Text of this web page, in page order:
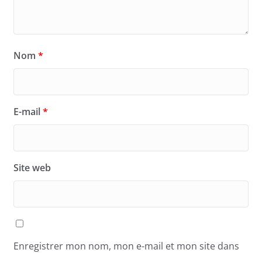
Nom *
E-mail*
Site web
Enregistrer mon nom, mon e-mail et mon site dans